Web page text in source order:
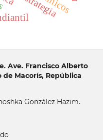
Ave. Francisco Alberto
de Macorís, República
González Hazim.